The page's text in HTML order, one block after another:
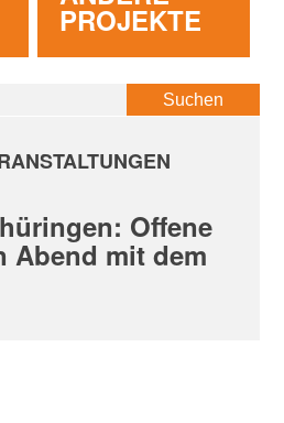
PROJEKTE
Offene
Abend mit dem